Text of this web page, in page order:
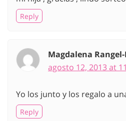
Reply
Magdalena
agosto 12, 2013 at
Yo los junto y los regalo a
Reply